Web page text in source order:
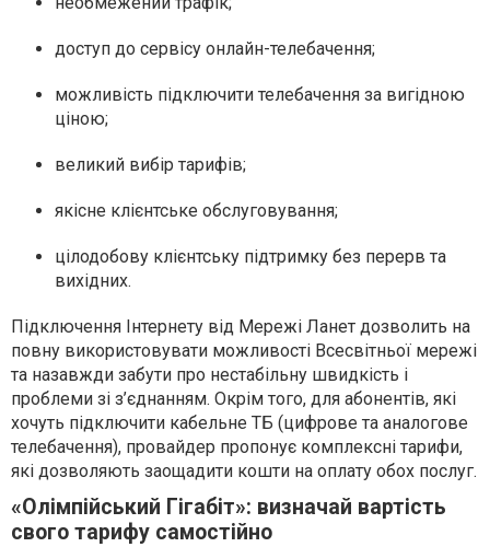
доступ до сервісу онлайн-телебачення;
можливість підключити телебачення за вигідною
ціною;
великий вибір тарифів;
якісне клієнтське обслуговування;
цілодобову клієнтську підтримку без перерв та
вихідних.
Підключення Інтернету від Мережі Ланет дозволить на
повну використовувати можливості Всесвітньої мережі
та назавжди забути про нестабільну швидкість і
проблеми зі з’єднанням. Окрім того, для абонентів, які
хочуть підключити кабельне ТБ (цифрове та аналогове
телебачення), провайдер пропонує комплексні тарифи,
які дозволяють заощадити кошти на оплату обох послуг.
«Олімпійський Гігабіт»: визначай вартість
свого тарифу самостійно